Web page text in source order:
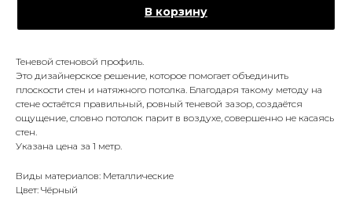
В корзину
Теневой стеновой профиль.
Это дизайнерское решение, которое помогает объединить
плоскости стен и натяжного потолка. Благодаря такому методу на
стене остаётся правильный, ровный теневой зазор, создаётся
ощущение, словно потолок парит в воздухе, совершенно не касаясь
стен.
Указана цена за 1 метр.
Виды материалов: Металлические
Цвет: Чёрный